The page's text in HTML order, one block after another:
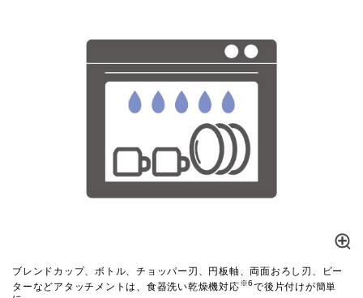
ブレンドカップ、ボトル、チョッパー刃、円板軸、両面おろし刃、ビー
ターなどアタッチメントは、食器洗い乾燥機対応※6で後片付けが簡単